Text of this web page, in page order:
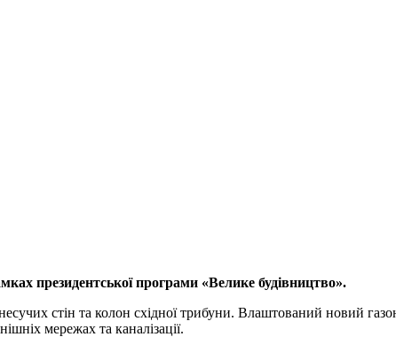
президентської програми «Велике будівництво».
стін та колон східної трибуни. Влаштований новий
мережах та каналізації.